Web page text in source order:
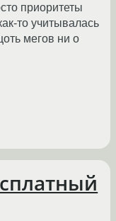
приоритеты
то учитывалась
мегов ни о